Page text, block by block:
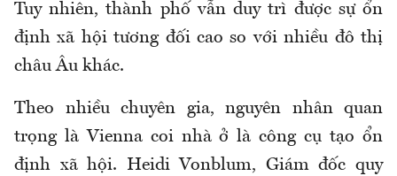
Tuy nhiên, thành phố vẫn duy trì được sự ổn
định xã hội tương đối cao so với nhiều đô thị
châu Âu khác.
Theo nhiều chuyên gia, nguyên nhân quan
trọng là Vienna coi nhà ở là công cụ tạo ổn
định xã hội. Heidi Vonblum, Giám đốc quy